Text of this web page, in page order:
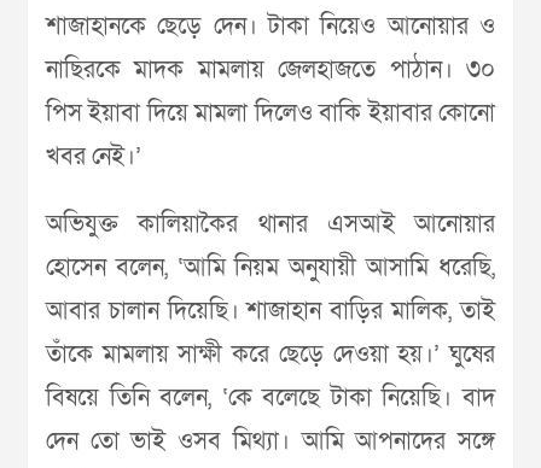
শাজাহানকে ছেড়ে দেন। টাকা নিয়েও আনোয়ার ও
নাছিরকে মাদক মামলায় জেলহাজতে পাঠান। ৩০
পিস ইয়াবা দিয়ে মামলা দিলেও বাকি ইয়াবার কোনো
খবর নেই।’
অভিযুক্ত কালিয়াকৈর থানার এসআই আনোয়ার
হোসেন বলেন, ‘আমি নিয়ম অনুযায়ী আসামি ধরেছি,
আবার চালান দিয়েছি। শাজাহান বাড়ির মালিক, তাই
তাঁকে মামলায় সাক্ষী করে ছেড়ে দেওয়া হয়।’ ঘুষের
বিষয়ে তিনি বলেন, ‘কে বলেছে টাকা নিয়েছি। বাদ
দেন তো ভাই ওসব মিথ্যা। আমি আপনাদের সঙ্গে